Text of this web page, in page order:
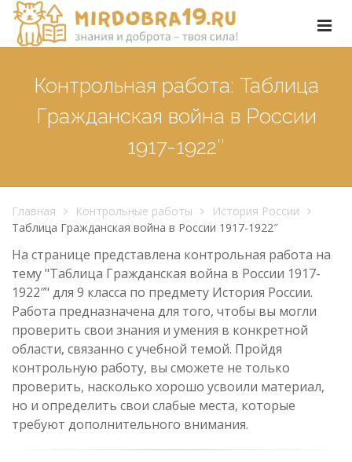
Контрольная работа: Таблица
Гражданская война в России
1917-1922″
Главная Контрольные работы
История России
Таблица Гражданская война в России 1917-1922″
На странице представлена контрольная работа на
тему "Таблица Гражданская война в России 1917-
1922″" для 9 класса по предмету История России.
Работа предназначена для того, чтобы вы могли
проверить свои знания и умения в конкретной
области, связанно с учебной темой. Пройдя
контрольную работу, вы сможете не только
проверить, насколько хорошо усвоили материал,
но и определить свои слабые места, которые
требуют дополнительного внимания.